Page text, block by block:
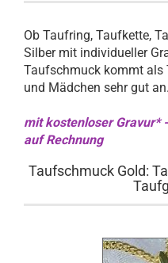
Ob Taufring, Taufkette,
Silber mit individueller
Taufschmuck kommt als
und Mädchen sehr gut an.
mit kostenloser Gravur*
auf Rechnung
Taufschmuck Gold: